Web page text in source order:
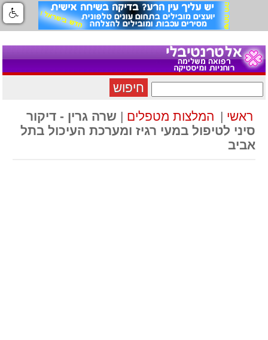
חיפוש
ראשי | המלצות מטפלים | שרה גרין - דיקור
סיני לטיפול במעי רגיז ומערכת העיכול בתל
אביב